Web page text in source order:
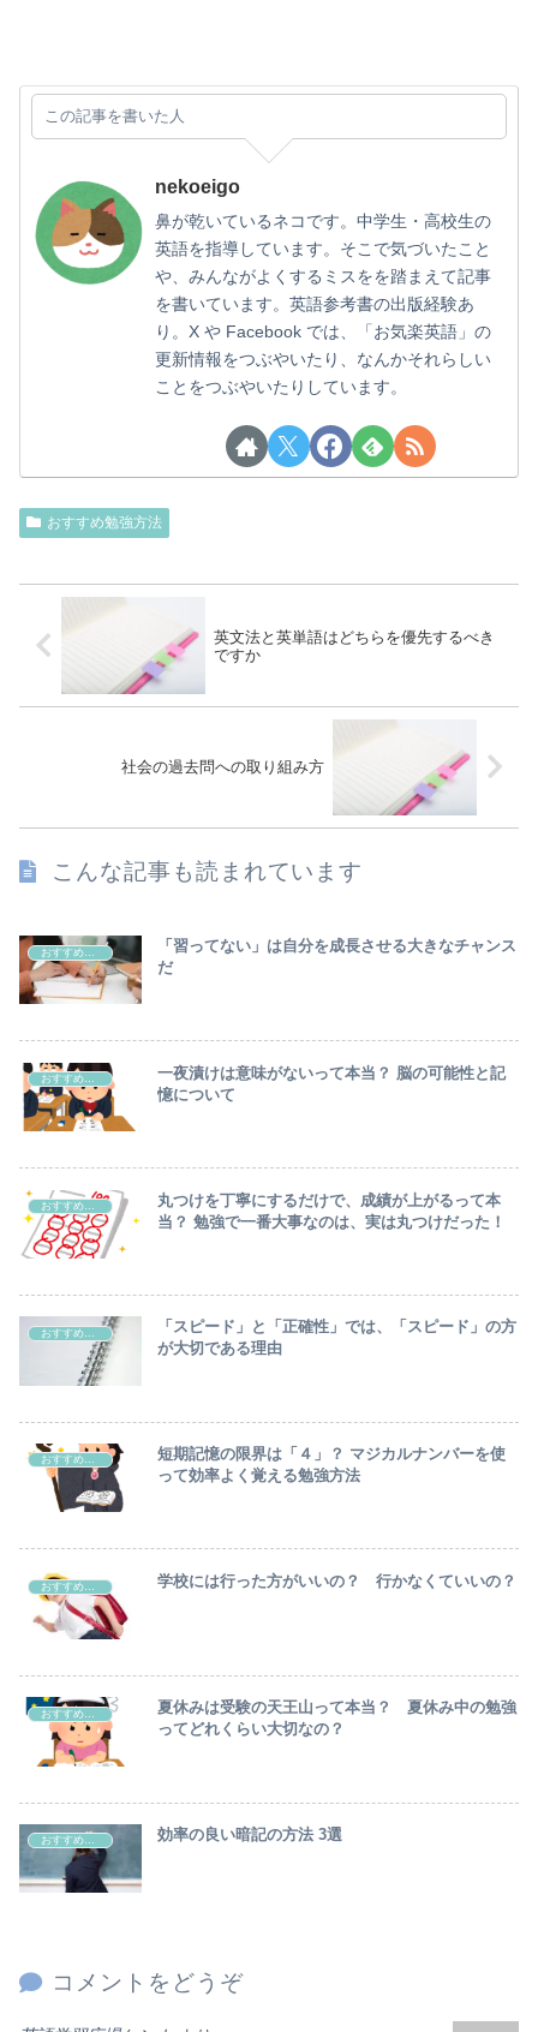
この記事を書いた人
nekoeigo
鼻が乾いているネコです。中学生・高校生の
英語を指導しています。そこで気づいたこと
や、みんながよくするミスをを踏まえて記事
を書いています。英語参考書の出版経験あ
り。X や Facebook では、「お気楽英語」の
更新情報をつぶやいたり、なんかそれらしい
ことをつぶやいたりしています。
おすすめ勉強方法
英文法と英単語はどちらを優先するべき
ですか
社会の過去問への取り組み方
こんな記事も読まれています
「習ってない」は自分を成長させる大きなチャンス
だ
おすすめ勉強方法
一夜漬けは意味がないって本当？ 脳の可能性と記
憶について
丸つけを丁寧にするだけで、成績が上がるって本
当？ 勉強で一番大事なのは、実は丸つけだった！
「スピード」と「正確性」では、「スピード」の方
が大切である理由
おすすめ勉強方法
短期記憶の限界は「４」？ マジカルナンバーを使
って効率よく覚える勉強方法
学校には行った方がいいの？ 行かなくていいの？
夏休みは受験の天王山って本当？ 夏休み中の勉強
ってどれくらい大切なの？
おすすめ勉強方法 効率の良い暗記の方法 3選
コメントをどうぞ